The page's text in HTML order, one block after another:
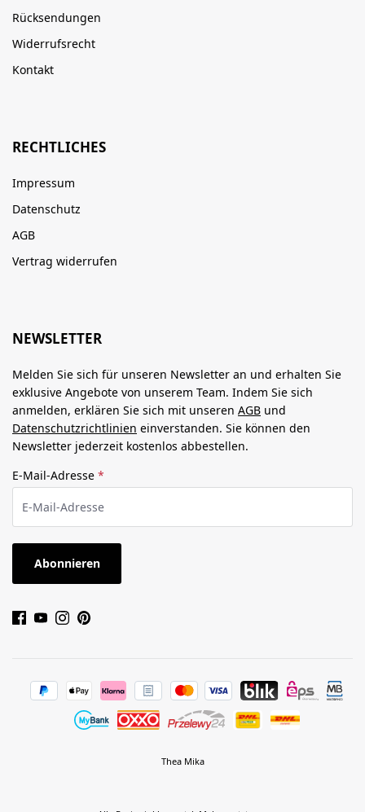
Rücksendungen
Widerrufsrecht
Kontakt
RECHTLICHES
Impressum
Datenschutz
AGB
Vertrag widerrufen
NEWSLETTER
Melden Sie sich für unseren Newsletter an und erhalten Sie
exklusive Angebote von unserem Team. Indem Sie sich
anmelden, erklären Sie sich mit unseren AGB und
Datenschutzrichtlinien einverstanden. Sie können den
Newsletter jederzeit kostenlos abbestellen.
E-Mail-Adresse *
Abonnieren
Thea Mika